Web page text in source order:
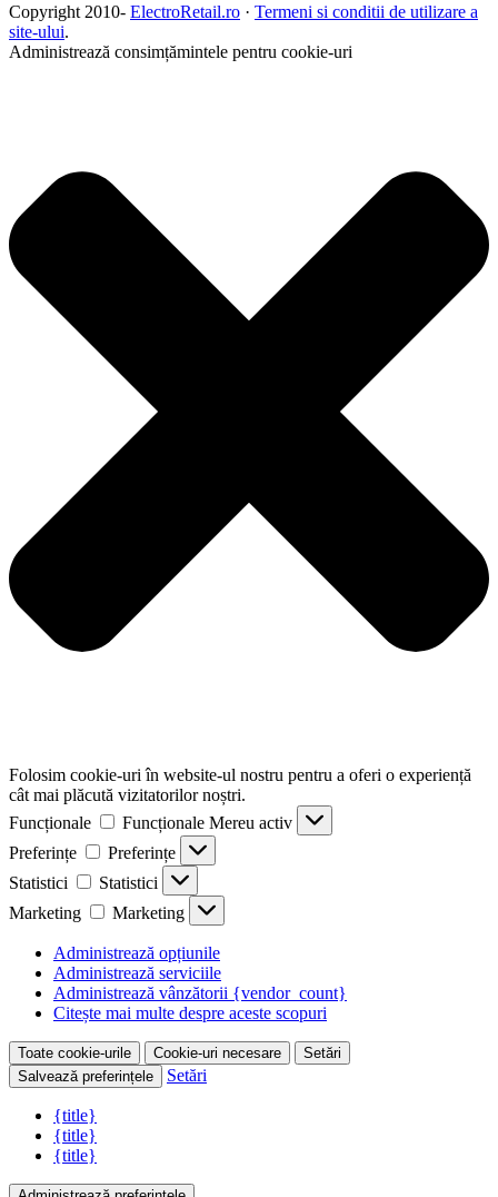
Copyright 2010- ElectroRetail.ro · Termeni si conditii de utilizare a
site-ului.
Administrează consimțămintele pentru cookie-uri
Folosim cookie-uri în website-ul nostru pentru a oferi o experiență
cât mai plăcută vizitatorilor noștri.
Funcționale
Funcționale Mereu activ
Preferințe
Preferințe
Statistici
Statistici
Marketing
Marketing
Administrează opțiunile
Administrează serviciile
Administrează vânzătorii {vendor_count}
Citește mai multe despre aceste scopuri
Toate cookie-urile Cookie-uri necesare
Setări
Salvează preferințele
Setări
{title}
{title}
{title}